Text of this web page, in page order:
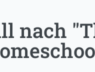
nach